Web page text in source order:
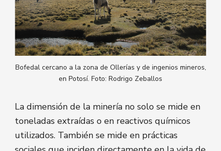
Bofedal cercano a la zona de Ollerías y de ingenios mineros,
en Potosí. Foto: Rodrigo Zeballos
La dimensión de la minería no solo se mide en
toneladas extraídas o en reactivos químicos
utilizados. También se mide en prácticas